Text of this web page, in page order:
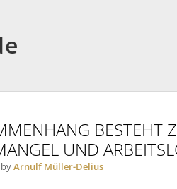
BESTEHT
UND
byArnulf Müller-Delius